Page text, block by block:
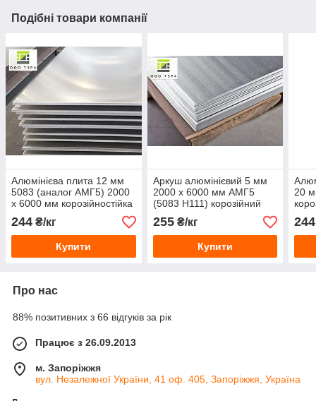
Подібні товари компанії
Алюмінієва плита 12 мм
5083 (аналог АМГ5) 2000
х 6000 мм корозійностійка
244 ₴/кг
Купити
Аркуш алюмінієвий 5 мм
2000 х 6000 мм АМГ5
(5083 Н111) корозійний
морський
255₴/кг
Купити
20
244
Про нас
88% позитивних з 66 відгуків за рік
Працює з 26.09.2013
м. Запоріжжя
вул. Незалежної України, 41 оф. 405, Запоріжжя, Україна